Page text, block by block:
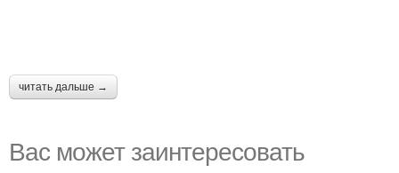
читать дальше →
Вас может заинтересовать